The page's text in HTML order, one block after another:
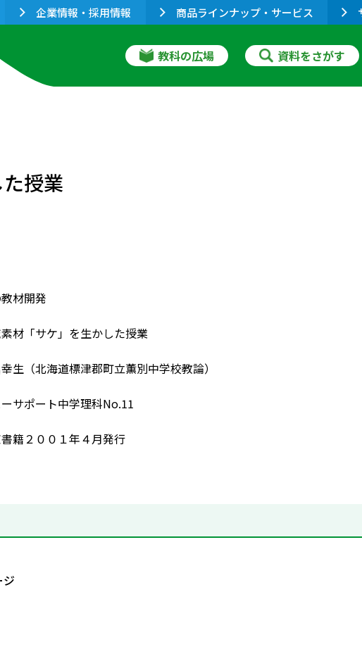
企業情報・採用情報 商品ラインナップ・サービス
教科の広場 資料をさがす
授業
材開発
材「サケ」を生かした授業
生（北海道標津郡町立薫別中学校教論）
サポート中学理科No.11
籍２００１年４月発行
ジ